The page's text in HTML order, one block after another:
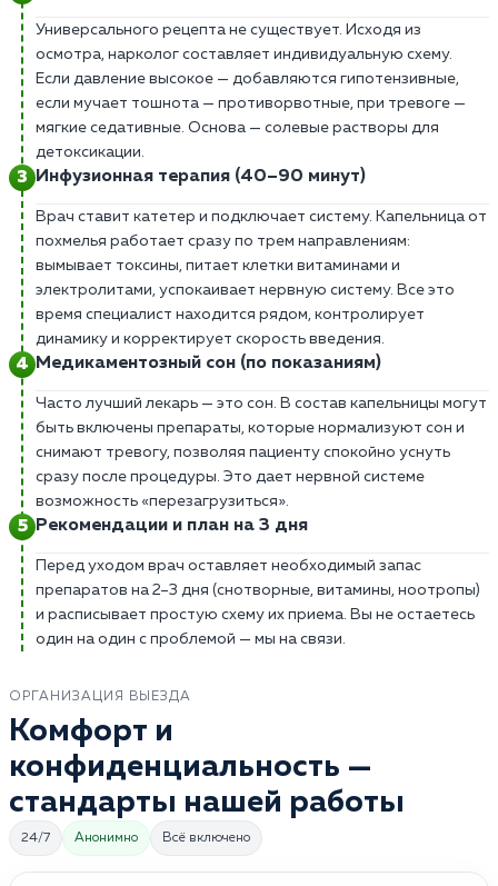
Универсального рецепта не существует. Исходя из
осмотра, нарколог составляет индивидуальную схему.
Если давление высокое — добавляются гипотензивные,
если мучает тошнота — противорвотные, при тревоге —
мягкие седативные. Основа — солевые растворы для
детоксикации.
Инфузионная терапия (40–90 минут)
Врач ставит катетер и подключает систему. Капельница от
похмелья работает сразу по трем направлениям:
вымывает токсины, питает клетки витаминами и
электролитами, успокаивает нервную систему. Все это
время специалист находится рядом, контролирует
динамику и корректирует скорость введения.
Медикаментозный сон (по показаниям)
Часто лучший лекарь — это сон. В состав капельницы могут
быть включены препараты, которые нормализуют сон и
снимают тревогу, позволяя пациенту спокойно уснуть
сразу после процедуры. Это дает нервной системе
возможность «перезагрузиться».
Рекомендации и план на 3 дня
Перед уходом врач оставляет необходимый запас
препаратов на 2–3 дня (снотворные, витамины, ноотропы)
и расписывает простую схему их приема. Вы не остаетесь
один на один с проблемой — мы на связи.
ОРГАНИЗАЦИЯ ВЫЕЗДА
Комфорт и
конфиденциальность —
стандарты нашей работы
24/7 Анонимно Всё включено